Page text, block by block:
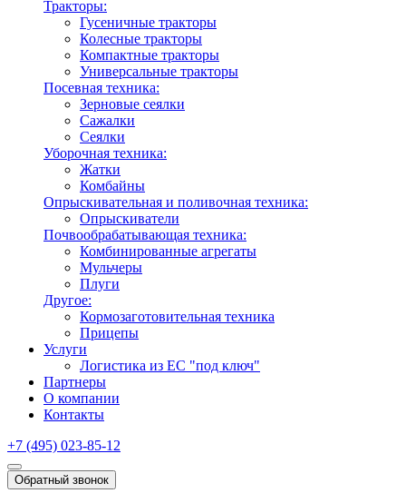
Тракторы:
Гусеничные тракторы
Колесные тракторы
Компактные тракторы
Универсальные тракторы
Посевная техника:
Зерновые сеялки
Сажалки
Сеялки
Уборочная техника:
Жатки
Комбайны
Опрыскивательная и поливочная техника:
Опрыскиватели
Почвообрабатывающая техника:
Комбинированные агрегаты
Мульчеры
Плуги
Другое:
Кормозаготовительная техника
Прицепы
Услуги
Логистика из ЕС "под ключ"
Партнеры
О компании
Контакты
+7 (495) 023-85-12
Обратный звонок